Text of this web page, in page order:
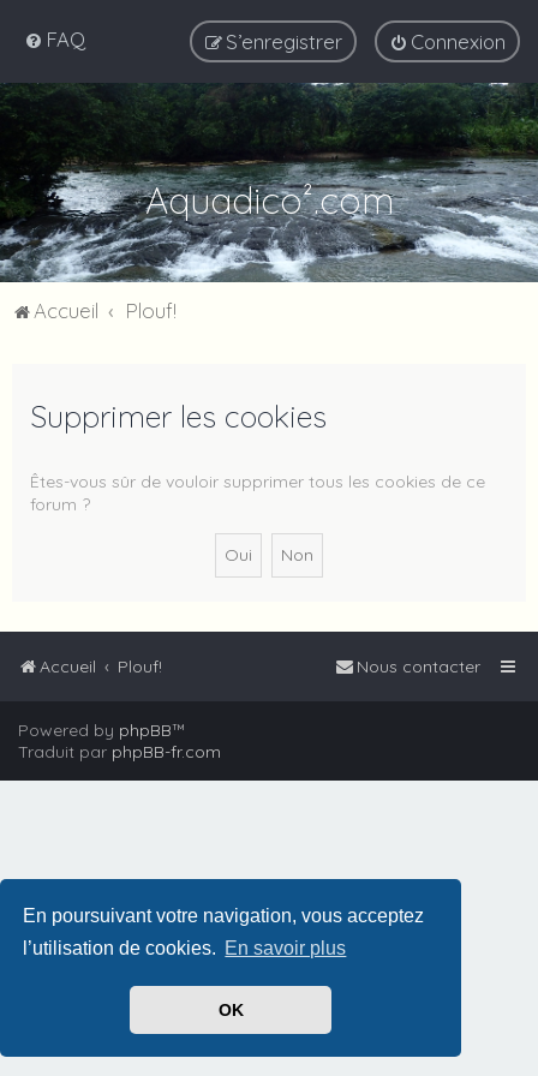
En poursuivant votre navigation, vous acceptez
l’utilisation de cookies. En savoir plus
OK
FAQ Connexion
S’enregistrer
Aquadico².com
Accueil Plouf!
Supprimer les cookies
Êtes-vous sûr de vouloir supprimer tous les cookies de ce
forum ?
Accueil Plouf! Nous contacter
Powered by phpBB™
Traduit par phpBB-fr.com